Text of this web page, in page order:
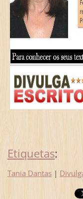
Etiquetas:
Tania Dantas |